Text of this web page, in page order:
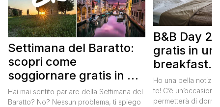
Settimana del Baratto:
scopri come
soggiornare gratis in un
bed and breakfast
Hai mai sentito parlare della Settimana del
Baratto? No? Nessun problema, ti spiego
B&B Day
gratis in un
breakfast.
gratis
Ho una bella
te! C’è
permetterà di